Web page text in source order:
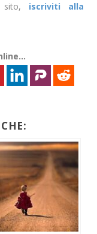
sito, iscriviti alla